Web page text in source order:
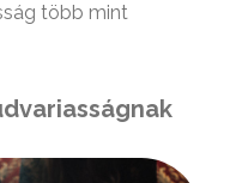
több mint